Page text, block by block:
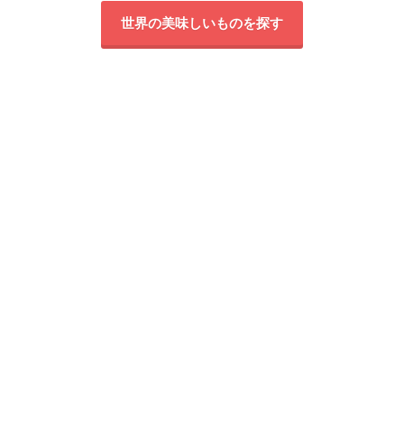
世界の美味しいものを探す